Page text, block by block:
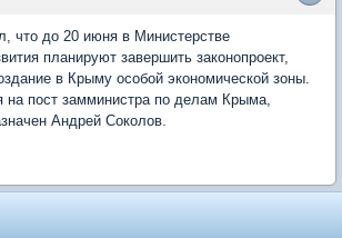
что до 20 июня в Министерстве
планируют завершить законопроект,
в Крыму особой экономической зоны.
на пост замминистра по делам Крыма,
Андрей Соколов.